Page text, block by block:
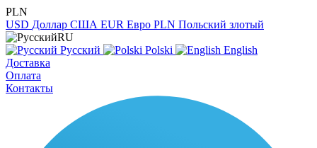
PLN
USD Доллар США EUR Евро PLN Польский злотый
RU
Русский
Polski
English
Доставка
Оплата
Контакты